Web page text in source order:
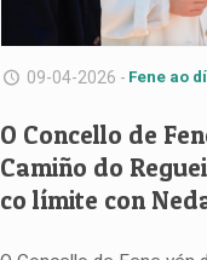
09-04-2026 - Fene ao
O Concello de
Camiño do
co límite con